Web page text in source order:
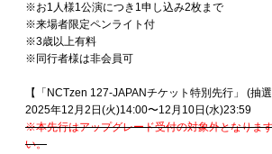
※お1人様1公演につき1申し込み2枚まで
※来場者限定ペンライト付
※3歳以上有料
※同行者様は非会員可
【「NCTzen 127-JAPANチケット特別先行」 (抽選
2025年12月2日(火)14:00〜12月10日(水)23:59
※本先行はアップグレード受付の対象外となりま
い。